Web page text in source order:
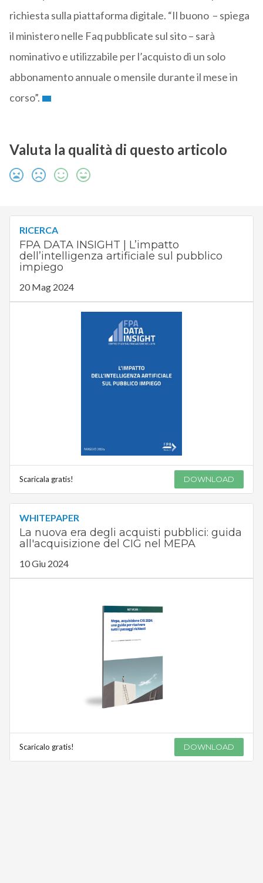
richiesta sulla piattaforma digitale. “Il buono – spiega
il ministero nelle Faq pubblicate sul sito – sarà
nominativo e utilizzabile per l’acquisto di un solo
abbonamento annuale o mensile durante il mese in
corso”.
Valuta la qualità di questo articolo
RICERCA
FPA DATA INSIGHT | L’impatto
dell’intelligenza artificiale sul pubblico
impiego
20 Mag 2024
Scaricala gratis! DOWNLOAD
WHITEPAPER
La nuova era degli acquisti pubblici: guida
all'acquisizione del CIG nel MEPA
10 Giu 2024
Scaricalo gratis! DOWNLOAD